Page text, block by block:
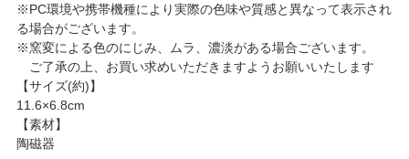
※PC環境や携帯機種により実際の色味や質感と異なって表示され
る場合がございます。
※窯変による色のにじみ、ムラ、濃淡がある場合ございます。
ご了承の上、お買い求めいただきますようお願いいたします
【サイズ(約)】
11.6×6.8cm
【素材】
陶磁器